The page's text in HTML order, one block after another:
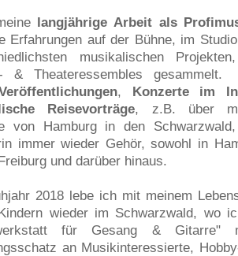
langjährige Arbeit als
Erfahrungen auf der Bühne, im
musikalischen
& Theateressembles
, Konzerte im
Reisevorträge, z.B. über
von Hamburg in den
immer wieder Gehör, sowohl in
und darüber hinaus.
2018 lebe ich mit meinem
wieder im Schwarzwald, wo
für Gesang & Gitarre"
an Musikinteressierte,